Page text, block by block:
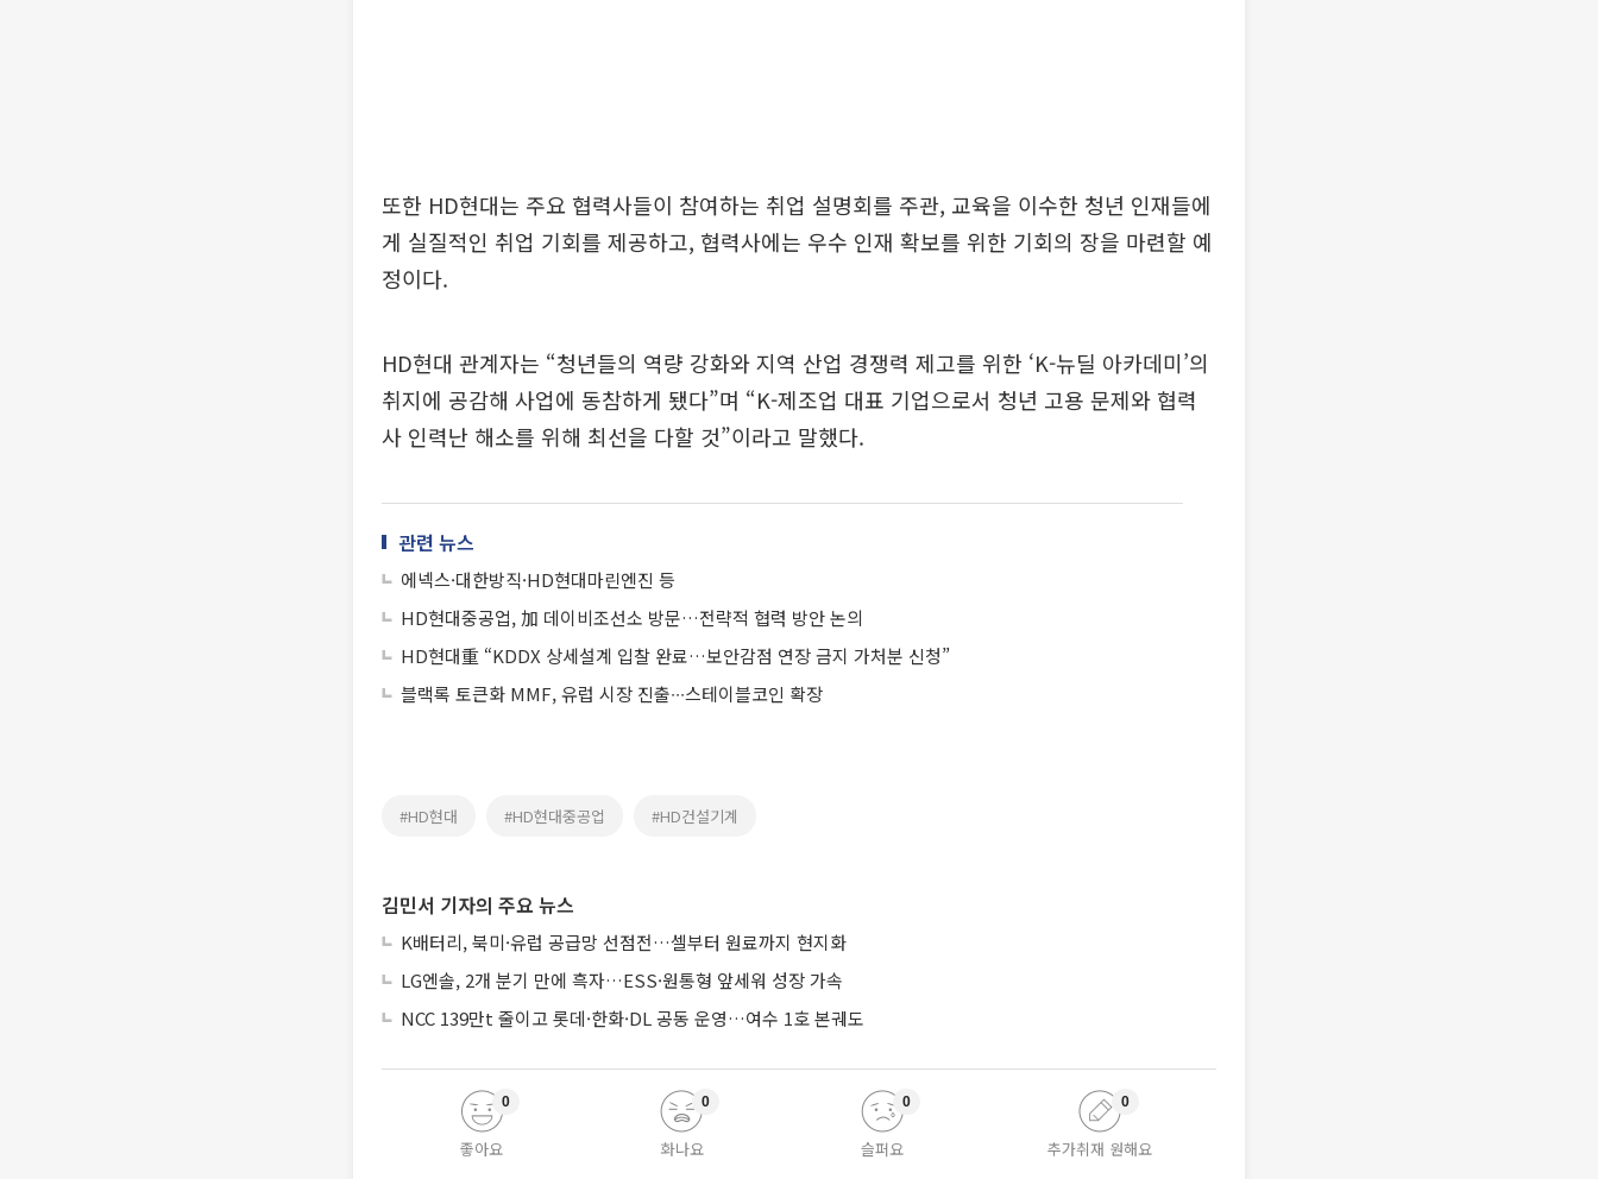
또한 HD현대는 주요 협력사들이 참여하는 취업 설명회를 주관, 교육을 이수한 청년 인재들에
게 실질적인 취업 기회를 제공하고, 협력사에는 우수 인재 확보를 위한 기회의 장을 마련할 예
정이다.
HD현대 관계자는 “청년들의 역량 강화와 지역 산업 경쟁력 제고를 위한 ‘K-뉴딜 아카데미’의
취지에 공감해 사업에 동참하게 됐다”며 “K-제조업 대표 기업으로서 청년 고용 문제와 협력
사 인력난 해소를 위해 최선을 다할 것”이라고 말했다.
관련 뉴스
에넥스·대한방직·HD현대마린엔진 등
HD현대중공업, 加 데이비조선소 방문…전략적 협력 방안 논의
HD현대重 “KDDX 상세설계 입찰 완료…보안감점 연장 금지 가처분 신청”
블랙록 토큰화 MMF, 유럽 시장 진출∙∙∙스테이블코인 확장
#HD현대 #HD현대중공업 #HD건설기계
김민서 기자의 주요 뉴스
K배터리, 북미·유럽 공급망 선점전…셀부터 원료까지 현지화
LG엔솔, 2개 분기 만에 흑자…ESS·원통형 앞세워 성장 가속
NCC 139만t 줄이고 롯데·한화·DL 공동 운영…여수 1호 본궤도
좋아요
0
화나요
0
슬퍼요
0
추가취재 원해요
0